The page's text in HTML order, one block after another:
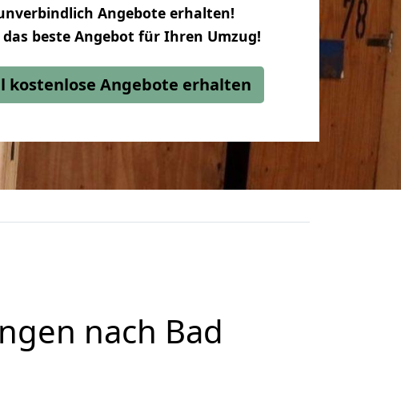
Angebote erhalten!
das beste Angebot für Ihren Umzug!
kostenlose Angebote erhalten
nach Bad